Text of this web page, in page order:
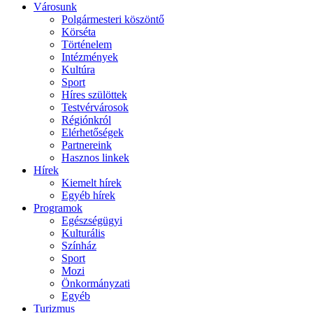
Városunk
Polgármesteri köszöntő
Körséta
Történelem
Intézmények
Kultúra
Sport
Híres szülöttek
Testvérvárosok
Régiónkról
Elérhetőségek
Partnereink
Hasznos linkek
Hírek
Kiemelt hírek
Egyéb hírek
Programok
Egészségügyi
Kulturális
Színház
Sport
Mozi
Önkormányzati
Egyéb
Turizmus